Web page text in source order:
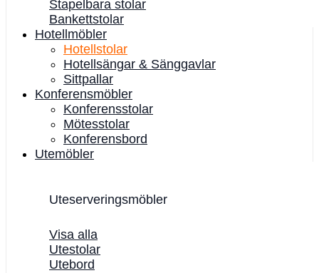
Stapelbara stolar
Bankettstolar
Hotellmöbler
Hotellstolar
Hotellsängar & Sänggavlar
Sittpallar
Konferensmöbler
Konferensstolar
Mötesstolar
Konferensbord
Utemöbler
Uteserveringsmöbler
Visa alla
Utestolar
Utebord